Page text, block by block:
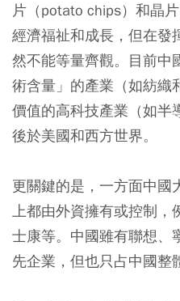
片（potato chips）和晶
經濟福祉和成長，但在發
然不能等量齊觀。目前中
術含量」的產業（如紡織
價值的高科技產業（如半
後於美國和西方世界。
更關鍵的是，一方面中國
上都由外資擁有或控制，
士康等。中國雖有聯想、
先企業，但也只占中國整